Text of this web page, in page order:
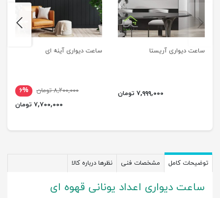
ساعت دیواری آریستا
۷,۹۹۹,۰۰۰ تومان
ساعت دیواری آینه ای
۸,۲۰۰,۰۰۰ تومان
۶%
۷,۷۰۰,۰۰۰ تومان
previus
توضیحات کامل مشخصات فنی نظرها درباره کالا
ساعت دیواری اعداد یونانی قهوه ای